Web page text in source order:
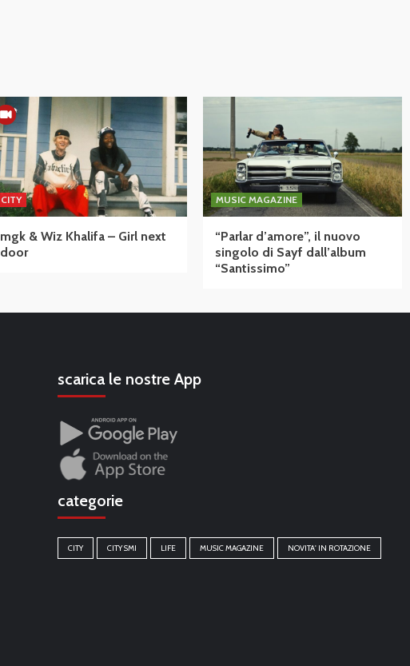
CITY
mgk & Wiz Khalifa – Girl next
door
MUSIC MAGAZINE
“Parlar d’amore”, il nuovo
singolo di Sayf dall’album
“Santissimo”
scarica le nostre App
categorie
CITY CITY SMI LIFE MUSIC MAGAZINE NOVITA' IN ROTAZIONE